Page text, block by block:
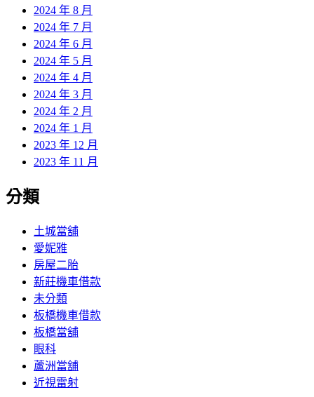
2024 年 8 月
2024 年 7 月
2024 年 6 月
2024 年 5 月
2024 年 4 月
2024 年 3 月
2024 年 2 月
2024 年 1 月
2023 年 12 月
2023 年 11 月
分類
土城當舖
愛妮雅
房屋二胎
新莊機車借款
未分類
板橋機車借款
板橋當舖
眼科
蘆洲當舖
近視雷射